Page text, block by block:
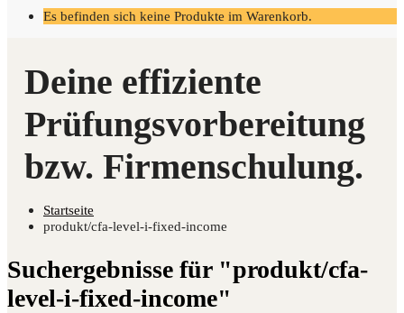
Es befinden sich keine Produkte im Warenkorb.
Startseite
produkt/cfa-level-i-fixed-income
Suchergebnisse für "produkt/cfa-
level-i-fixed-income"